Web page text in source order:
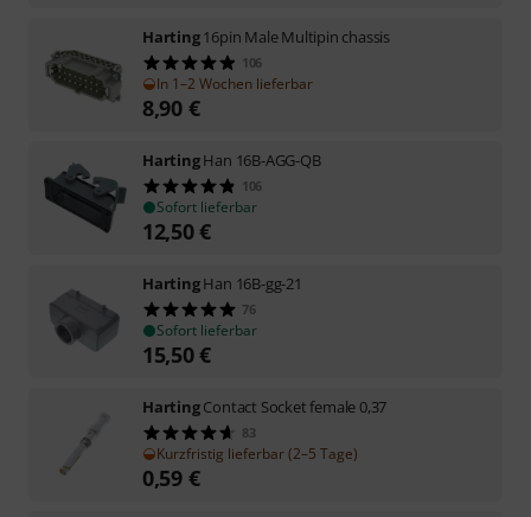
Harting16pin Male Multipin chassis
106
In 1–2 Wochen lieferbar
8,90 €
HartingHan 16B-AGG-QB
106
Sofort lieferbar
12,50€
HartingHan 16B-gg-21
76
Sofort lieferbar
15,50€
HartingContact Socket female 0,37
83
Kurzfristig lieferbar (2–5 Tage)
0,59 €